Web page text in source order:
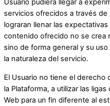
Usuario pudiera llegar a
servicios ofrecidos a través
lograran llenar las
contenido ofrecido no se crea
sino de forma general y su
la naturaleza del servicio.
El Usuario no tiene el derecho
la Plataforma, a utilizar las
Web para un fin diferente al